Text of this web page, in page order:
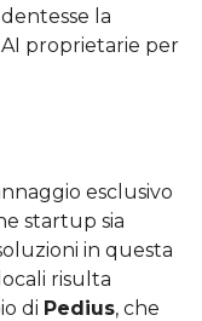
la
proprietarie per
esclusivo
startup sia
in questa
risulta
di Pedius, che